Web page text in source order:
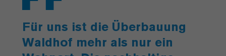
Für uns ist die Überbauung
Waldhof mehr als nur ein